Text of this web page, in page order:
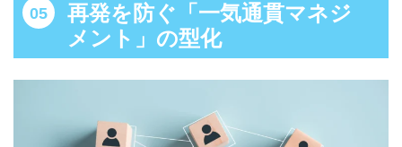
再発を防ぐ「一気通貫マネジ
メント」の型化